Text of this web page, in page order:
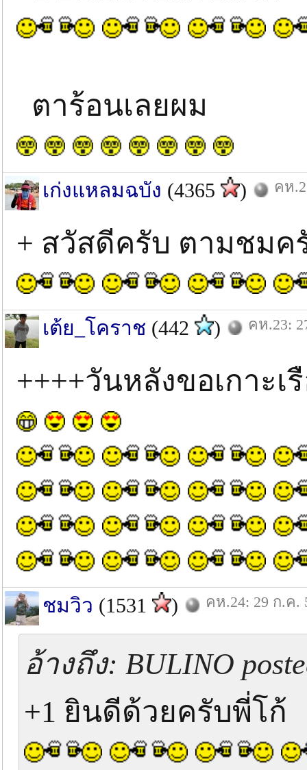
ตาร้อนเลยผม
เก่งแหลมฉบัง (4365 ) คห
+ สวัสดีครับ ตามชม
เต้ย_โคราช (442 ) คห.23:
++++วันหลังขอเกาะ
ชมวิว (1531 ) คห.24: 29 ก.ค.
อ้างถึง: BULINO
+1 ยินดีด้วยครับพี่โก้